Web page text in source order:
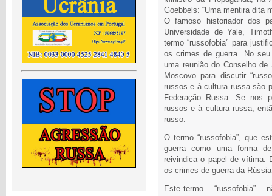
Goebbels: “Uma mentira dita
O famoso historiador dos
Universidade de Yale,
termo “russofobia” para
os crimes de guerra. No
uma reunião do Conselho
Moscovo para discutir
russos e à cultura russa são
Federação Russa. Se nos
russos e à cultura russa,
russo.
O termo “russofobia”, que
guerra como uma forma
reivindica o papel de vítima.
os crimes de guerra da
Este termo – “russofobia” –